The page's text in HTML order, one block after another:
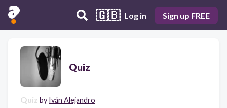
🇬🇧 Log in Sign up FREE
Quiz
Quiz by Iván Alejandro